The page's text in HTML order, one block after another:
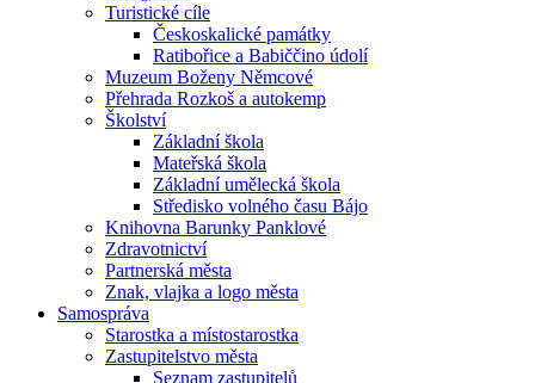
Turistické cíle
Českoskalické památky
Ratibořice a Babiččino údolí
Muzeum Boženy Němcové
Přehrada Rozkoš a autokemp
Školství
Základní škola
Mateřská škola
Základní umělecká škola
Středisko volného času Bájo
Knihovna Barunky Panklové
Zdravotnictví
Partnerská města
Znak, vlajka a logo města
Samospráva
Starostka a místostarostka
Zastupitelstvo města
Seznam zastupitelů